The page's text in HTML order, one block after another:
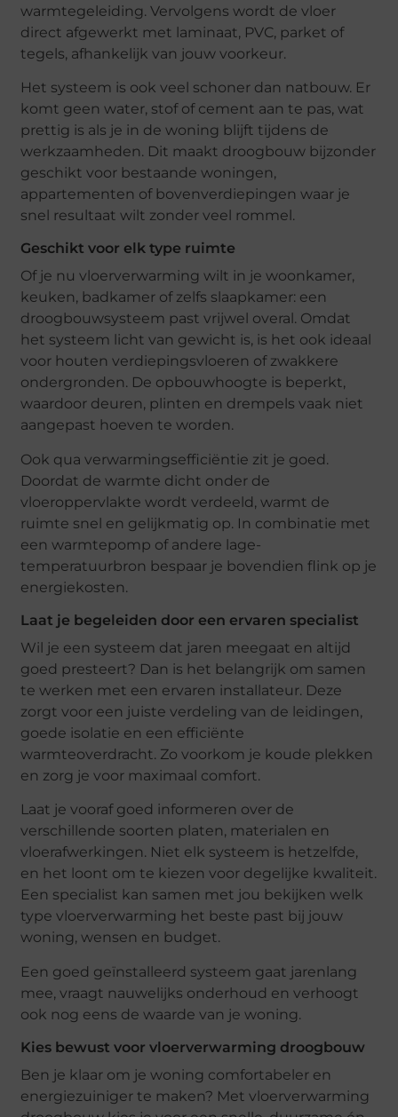
warmtegeleiding. Vervolgens wordt de vloer
direct afgewerkt met laminaat, PVC, parket of
tegels, afhankelijk van jouw voorkeur.
Het systeem is ook veel schoner dan natbouw. Er
komt geen water, stof of cement aan te pas, wat
prettig is als je in de woning blijft tijdens de
werkzaamheden. Dit maakt droogbouw bijzonder
geschikt voor bestaande woningen,
appartementen of bovenverdiepingen waar je
snel resultaat wilt zonder veel rommel.
Geschikt voor elk type ruimte
Of je nu vloerverwarming wilt in je woonkamer,
keuken, badkamer of zelfs slaapkamer: een
droogbouwsysteem past vrijwel overal. Omdat
het systeem licht van gewicht is, is het ook ideaal
voor houten verdiepingsvloeren of zwakkere
ondergronden. De opbouwhoogte is beperkt,
waardoor deuren, plinten en drempels vaak niet
aangepast hoeven te worden.
Ook qua verwarmingsefficiëntie zit je goed.
Doordat de warmte dicht onder de
vloeroppervlakte wordt verdeeld, warmt de
ruimte snel en gelijkmatig op. In combinatie met
een warmtepomp of andere lage-
temperatuurbron bespaar je bovendien flink op je
energiekosten.
Laat je begeleiden door een ervaren specialist
Wil je een systeem dat jaren meegaat en altijd
goed presteert? Dan is het belangrijk om samen
te werken met een ervaren installateur. Deze
zorgt voor een juiste verdeling van de leidingen,
goede isolatie en een efficiënte
warmteoverdracht. Zo voorkom je koude plekken
en zorg je voor maximaal comfort.
Laat je vooraf goed informeren over de
verschillende soorten platen, materialen en
vloerafwerkingen. Niet elk systeem is hetzelfde,
en het loont om te kiezen voor degelijke kwaliteit.
Een specialist kan samen met jou bekijken welk
type vloerverwarming het beste past bij jouw
woning, wensen en budget.
Een goed geïnstalleerd systeem gaat jarenlang
mee, vraagt nauwelijks onderhoud en verhoogt
ook nog eens de waarde van je woning.
Kies bewust voor vloerverwarming droogbouw
Ben je klaar om je woning comfortabeler en
energiezuiniger te maken? Met vloerverwarming